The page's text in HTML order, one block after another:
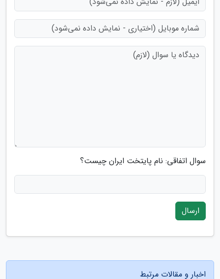
سوال اتفاقی: نام پایتخت ایران چیست؟
ارسال
اخبار و مقالات مرتبط